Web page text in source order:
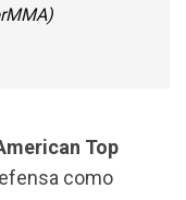
Top
como